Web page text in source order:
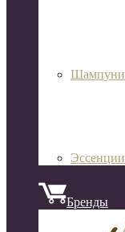
Шампуни
Эссенции
Бренды